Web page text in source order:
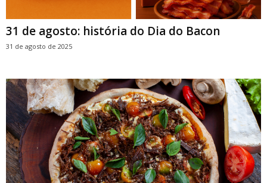
31 de agosto: história do Dia do Bacon
31 de agosto de 2025